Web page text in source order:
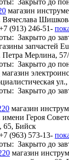
магазин
Вячеслава
(913) 246-51-
Закрыто до
запчастей
Петра Мерлина,
Закрыто до
магазин
Закрыто до
магазин
имени Героя
65, Бийск
(963) 573-13-
Закрыто до
магазин